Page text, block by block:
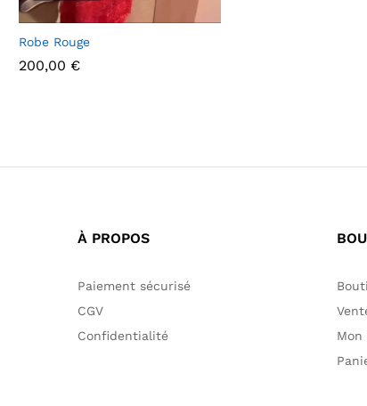
Robe Rouge
200,00 €
À PROPOS
Paiement sécurisé
CGV
Confidentialité
Mon